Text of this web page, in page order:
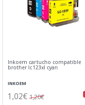
Inkoem cartucho compatible
brother lc123xl cyan
INKOEM
1,02€ 1,20€